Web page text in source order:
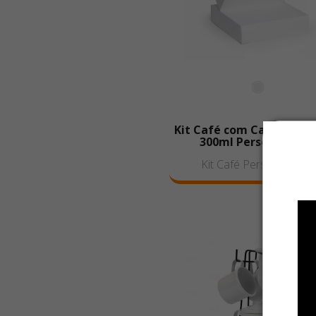
Kit Café com Caneca de
300ml Personalizado
Kit Café Personalizado